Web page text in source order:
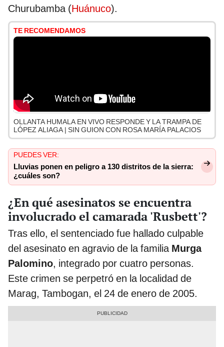
Churubamba (Huánuco).
TE RECOMENDAMOS
OLLANTA HUMALA EN VIVO RESPONDE Y LA TRAMPA DE
LÓPEZ ALIAGA | SIN GUION CON ROSA MARÍA PALACIOS
PUEDES VER:
Lluvias ponen en peligro a 130 distritos de la sierra:
¿cuáles son?
¿En qué asesinatos se encuentra
involucrado el camarada 'Rusbett'?
Tras ello, el sentenciado fue hallado culpable
del asesinato en agravio de la familia Murga
Palomino, integrado por cuatro personas.
Este crimen se perpetró en la localidad de
Marag, Tambogan, el 24 de enero de 2005.